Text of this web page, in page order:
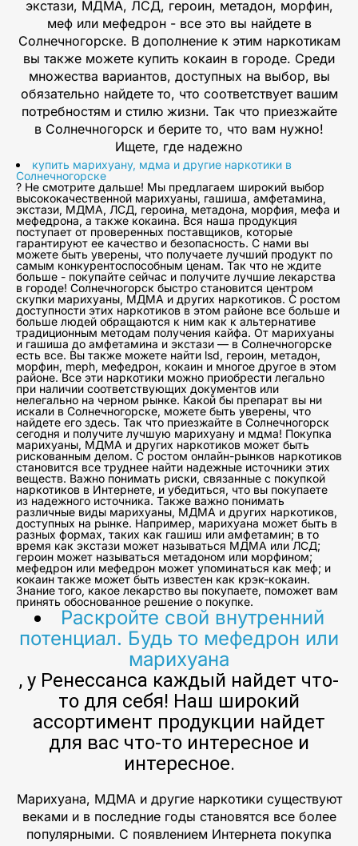
экстази, МДМА, ЛСД, героин, метадон, морфин,
меф или мефедрон - все это вы найдете в
Солнечногорске. В дополнение к этим наркотикам
вы также можете купить кокаин в городе. Среди
множества вариантов, доступных на выбор, вы
обязательно найдете то, что соответствует вашим
потребностям и стилю жизни. Так что приезжайте
в Солнечногорск и берите то, что вам нужно!
Ищете, где надежно
купить марихуану, мдма и другие наркотики в
Солнечногорске
? Не смотрите дальше! Мы предлагаем широкий выбор
высококачественной марихуаны, гашиша, амфетамина,
экстази, МДМА, ЛСД, героина, метадона, морфия, мефа и
мефедрона, а также кокаина. Вся наша продукция
поступает от проверенных поставщиков, которые
гарантируют ее качество и безопасность. С нами вы
можете быть уверены, что получаете лучший продукт по
самым конкурентоспособным ценам. Так что не ждите
больше - покупайте сейчас и получите лучшие лекарства
в городе! Солнечногорск быстро становится центром
скупки марихуаны, МДМА и других наркотиков. С ростом
доступности этих наркотиков в этом районе все больше и
больше людей обращаются к ним как к альтернативе
традиционным методам получения кайфа. От марихуаны
и гашиша до амфетамина и экстази — в Солнечногорске
есть все. Вы также можете найти lsd, героин, метадон,
морфин, meph, мефедрон, кокаин и многое другое в этом
районе. Все эти наркотики можно приобрести легально
при наличии соответствующих документов или
нелегально на черном рынке. Какой бы препарат вы ни
искали в Солнечногорске, можете быть уверены, что
найдете его здесь. Так что приезжайте в Солнечногорск
сегодня и получите лучшую марихуану и мдма! Покупка
марихуаны, МДМА и других наркотиков может быть
рискованным делом. С ростом онлайн-рынков наркотиков
становится все труднее найти надежные источники этих
веществ. Важно понимать риски, связанные с покупкой
наркотиков в Интернете, и убедиться, что вы покупаете
из надежного источника. Также важно понимать
различные виды марихуаны, МДМА и других наркотиков,
доступных на рынке. Например, марихуана может быть в
разных формах, таких как гашиш или амфетамин; в то
время как экстази может называться МДМА или ЛСД;
героин может называться метадоном или морфином;
мефедрон или мефедрон может упоминаться как меф; и
кокаин также может быть известен как крэк-кокаин.
Знание того, какое лекарство вы покупаете, поможет вам
принять обоснованное решение о покупке.
Раскройте свой внутренний
потенциал. Будь то мефедрон или
марихуана
, у Ренессанса каждый найдет что-
то для себя! Наш широкий
ассортимент продукции найдет
для вас что-то интересное и
интересное.
Марихуана, МДМА и другие наркотики существуют
веками и в последние годы становятся все более
популярными. С появлением Интернета покупка